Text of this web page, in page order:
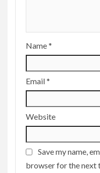
Name*
Email*
Website
Save my name,
browser for the next